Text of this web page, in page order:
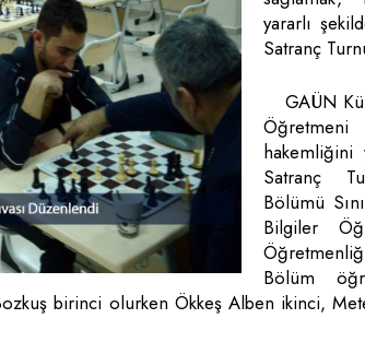
yararlı
Satranç
GAÜN
hakemliğini
Satranç
Bölümü
Bilgiler
Bölüm
birinci olurken Ökkeş Alben ikinci,